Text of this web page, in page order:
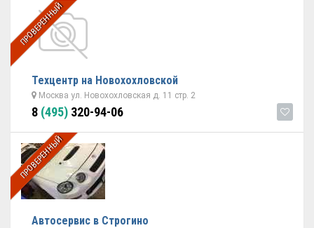
ПРОВЕРЕННЫЙ
Техцентр на Новохохловской
Москва ул. Новохохловская д. 11 стр. 2
8 (495) 320-94-06
ПРОВЕРЕННЫЙ
Автосервис в Строгино